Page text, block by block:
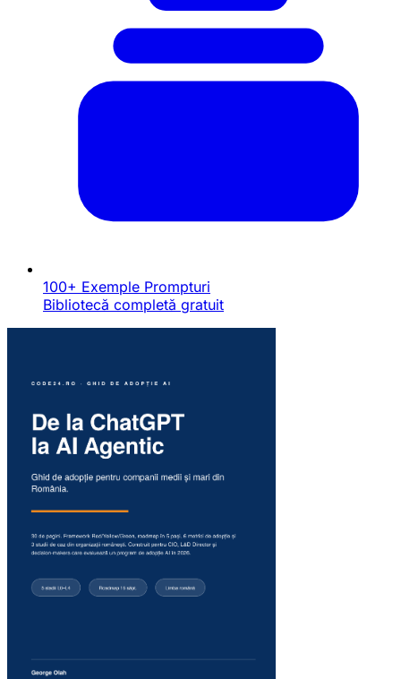
100+ Exemple Prompturi
Bibliotecă completă gratuit